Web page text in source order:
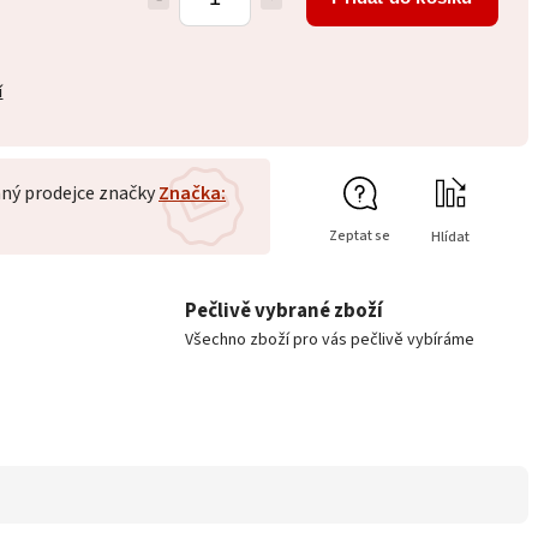
prodejce značkyZnačka:
Zeptat se Hlídat
Pečlivě vybrané zboží
Všechno zboží pro vás pečlivě vybíráme